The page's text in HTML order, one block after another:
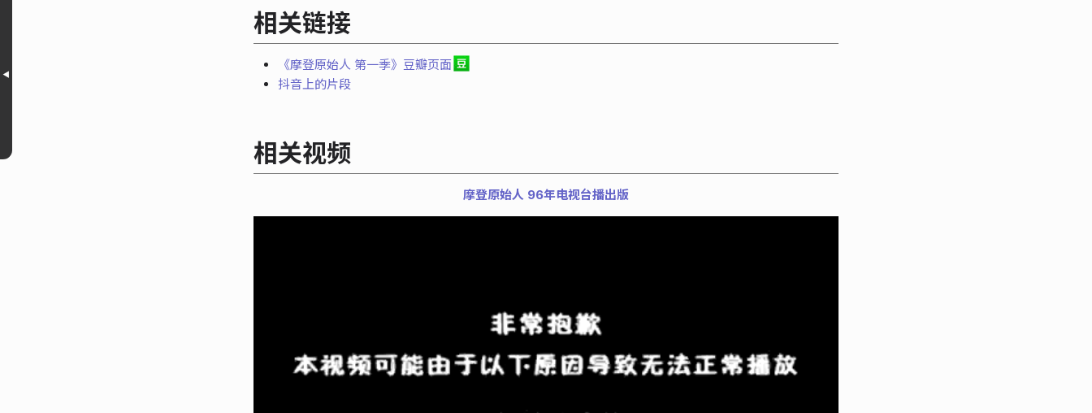
相关链接
《摩登原始人 第一季》豆瓣页面
抖音上的片段
相关视频
摩登原始人 96年电视台播出版